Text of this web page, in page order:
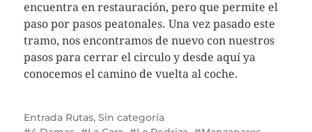
encuentra en restauración, pero que permite el
paso por pasos peatonales. Una vez pasado este
tramo, nos encontramos de nuevo con nuestros
pasos para cerrar el circulo y desde aquí ya
conocemos el camino de vuelta al coche.
Entrada Rutas, Sin categoría